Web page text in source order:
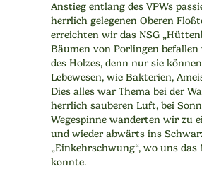
Anstieg entlang des VPWs
herrlich gelegenen Oberen
erreichten wir das NSG
Bäumen von Porlingen
des Holzes, denn nur sie
Lebewesen, wie Bakterien,
Dies alles war Thema bei der
herrlich sauberen Luft, bei
Wegespinne wanderten wir zu
und wieder abwärts ins
„Einkehrschwung“, wo uns
konnte.